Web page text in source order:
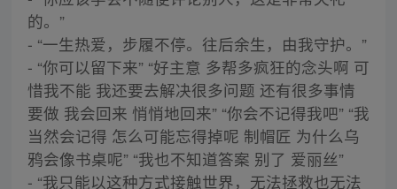
的。”
- “一生热爱，步履不停。往后余生，由我守护。”
- “你可以留下来” “好主意 多帮多疯狂的念头啊 可
惜我不能 我还要去解决很多问题 还有很多事情
要做 我会回来 悄悄地回来” “你会不记得我吧” “我
当然会记得 怎么可能忘得掉呢 制帽匠 为什么乌
鸦会像书桌呢” “我也不知道答案 别了 爱丽丝”
- “我只能以这种方式接触世界，无法拯救也无法